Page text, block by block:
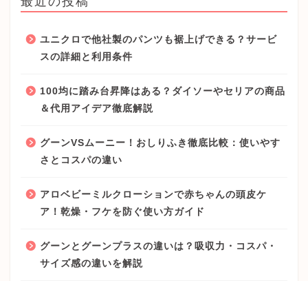
ユニクロで他社製のパンツも裾上げできる？サービ
スの詳細と利用条件
100均に踏み台昇降はある？ダイソーやセリアの商品
＆代用アイデア徹底解説
グーンVSムーニー！おしりふき徹底比較：使いやす
さとコスパの違い
アロベビーミルクローションで赤ちゃんの頭皮ケ
ア！乾燥・フケを防ぐ使い方ガイド
グーンとグーンプラスの違いは？吸収力・コスパ・
サイズ感の違いを解説